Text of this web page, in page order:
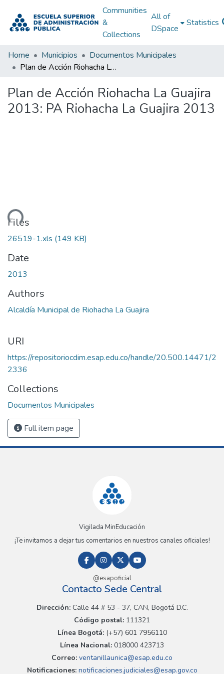
Communities
&
Collections
All of
DSpace
Statistics
Home Municipios
Documentos Municipales
Plan de Acción Riohacha La Guajira 2013: PA Riohacha La Guajira 2013
Plan de Acción Riohacha La Guajira
2013: PA Riohacha La Guajira 2013
Files
26519-1.xls (149 KB)
Date
2013
Authors
Alcaldía Municipal de Riohacha La Guajira
URI
https://repositoriocdim.esap.edu.co/handle/20.500.14471/2
2336
Collections
Documentos Municipales
Full item page
Vigilada MinEducación
¡Te invitamos a dejar tus comentarios en nuestros canales oficiales!
@esapoficial
Contacto Sede Central
Dirección:Calle 44 # 53 - 37, CAN, Bogotá D.C.
Código postal: 111321
Línea Bogotá:(+57) 601 7956110
Línea Nacional: 018000 423713
Correo: ventanillaunica@esap.edu.co
Notificaciones:notificaciones.judiciales@esap.gov.co